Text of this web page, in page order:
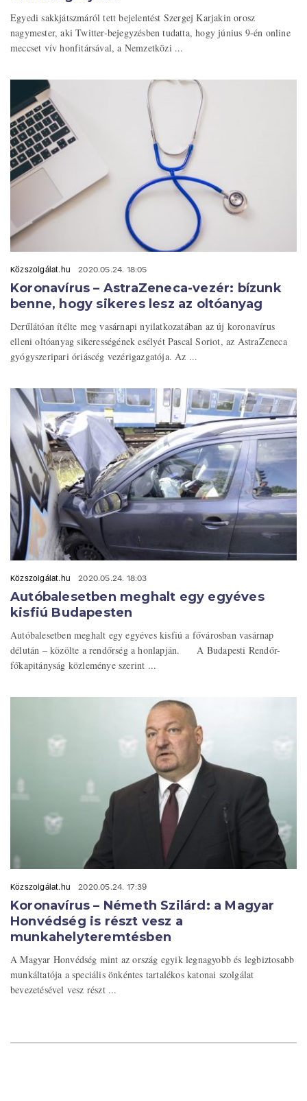
Egyedi sakkjátszmáról tett bejelentést Szergej Karjakin orosz
nagymester, aki Twitter-bejegyzésben tudatta, hogy június 9-én online
meccset vív honfitársával, a Nemzetközi ...
Közszolgálat.hu 2020.05.24. 18:05
Koronavírus – AstraZeneca-vezér: bízunk
benne, hogy sikeres lesz az oltóanyag
Derűlátóan ítélte meg vasárnapi nyilatkozatában az új koronavírus
elleni oltóanyag sikerességének esélyét Pascal Soriot, az AstraZeneca
gyógyszeripari óriáscég vezérigazgatója. Az ...
Közszolgálat.hu 2020.05.24. 18:03
Autóbalesetben meghalt egy egyéves
kisfiú Budapesten
Autóbalesetben meghalt egy egyéves kisfiú a fővárosban vasárnap
délután – közölte a rendőrség a honlapján. A Budapesti Rendőr-
főkapitányság közleménye szerint ...
Közszolgálat.hu 2020.05.24. 17:39
Koronavírus – Németh Szilárd: a Magyar
Honvédség is részt vesz a
munkahelyteremtésben
A Magyar Honvédség mint az ország egyik legnagyobb és legbiztosabb
munkáltatója a speciális önkéntes tartalékos katonai szolgálat
bevezetésével vesz részt ...